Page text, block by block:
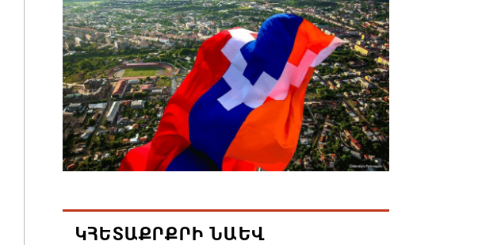
07.08.2026 16:57
Գարեգին Բ-ի և եպիսկոպոսների գործով
դատավորն ինքնաբացարկ է հայտնել
07.08.2026 16:55
Թուրքիան, Սաուդյան Արաբիան և Պակիստանը
ռազմական դաշինք ստեղծելու մասին
07.08.2026 16:43
ԿՀԵՏԱՔՐՔՐԻ ՆԱԵՎ